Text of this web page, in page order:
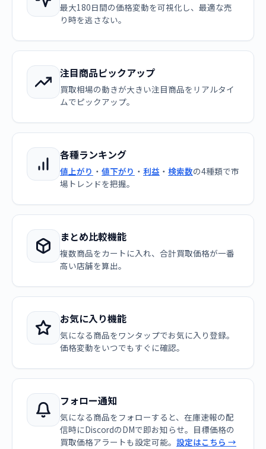
最大180日間の価格変動を可視化し、最適な売
り時を逃さない。
注目商品ピックアップ
買取相場の動きが大きい注目商品をリアルタイ
ムでピックアップ。
各種ランキング
値上がり ・ 値下がり ・ 利益 ・ 検索数の4種類で市
場トレンドを把握。
まとめ比較機能
複数商品をカートに入れ、合計買取価格が一番
高い店舗を算出。
お気に入り機能
気になる商品をワンタップでお気に入り登録。
価格変動をいつでもすぐに確認。
フォロー通知
気になる商品をフォローすると、在庫速報の配
信時にDiscordのDMで即お知らせ。目標価格の
買取価格アラートも設定可能。 設定はこちら →